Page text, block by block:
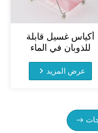
أكياس غسيل قابلة
للذوبان في الماء
الساخن، بطانات
حمراء للتعليق
عرض المزيد